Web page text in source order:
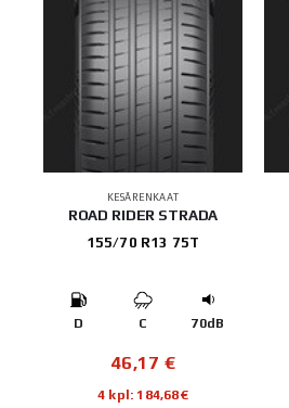
KESÄRENKAAT
ROAD RIDER STRADA
155/70 R13 75T
D C 70dB
46,17 €
4 kpl: 184,68€